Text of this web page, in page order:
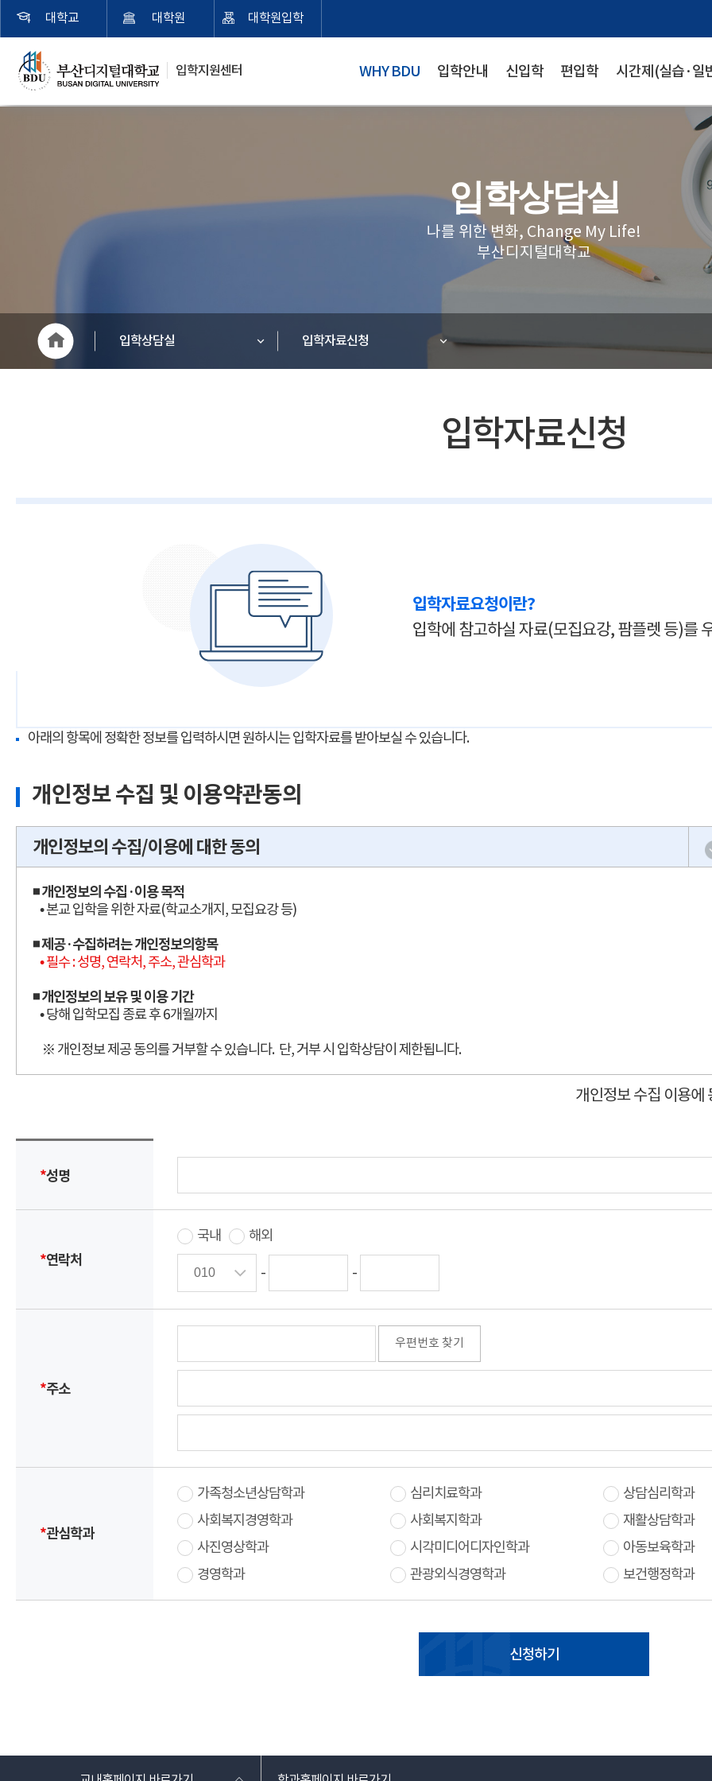
입학지원센터
대학교 대학원 대학원입학
WHY BDU 입학안내 신입학 편입학 시간제(실습·일
입학상담실
나를 위한 변화, Change My Life!
부산디지털대학교
입학상담실 입학자료신청
입학자료신청
입학자료요청이란?
입학에 참고하실 자료(모집요강, 팜플렛 등)를
아래의 항목에 정확한 정보를 입력하시면 원하시는 입학자료를 받아보실 수 있습니다.
개인정보 수집 및 이용약관동의
개인정보의 수집/이용에 대한 동의
◾ 개인정보의 수집·이용 목적
• 본교 입학을 위한 자료(학교소개지, 모집요강 등)
◾ 제공·수집하려는 개인정보의항목
• 필수 : 성명, 연락처, 주소, 관심학과
◾ 개인정보의 보유 및 이용 기간
• 당해 입학모집 종료 후 6개월까지
개인정보 수집 이용에
*성명
*연락처
국내 해외
- -
*주소
우편번호 찾기
*관심학과
가족청소년상담학과 심리치료학과 상담심리학과
사회복지경영학과
사회복지학과 재활상담학과
사진영상학과
시각미디어디자인학과 아동보육학과
경영학과
관광외식경영학과 보건행정학과
신청하기